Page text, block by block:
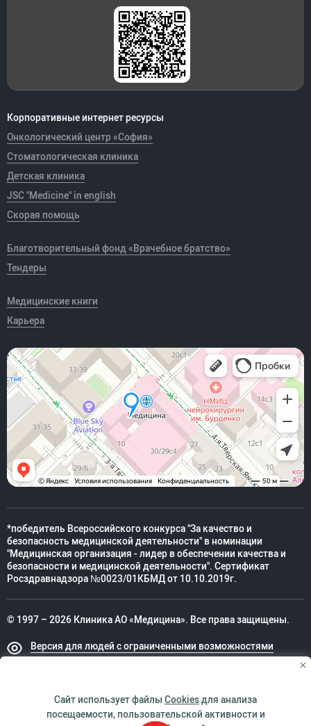
Корпоративные интернет ресурсы
Онкологический центр «София»
Стоматологическая клиника
Детская клиника
JSC "Medicine" in english
Скорая помощь
Благотворительный фонд «Врачебное братство»
Тендеры
Медицинские книги
Карьера
*победитель Всероссийского конкурса "За качество и
безопасность медицинской деятельности" в номинации
"Медицинская организация - лидер в обеспечении качества и
безопасности и медицинской деятельности". Сертификат
Росздравнадзора №0023/01КБМД от 10.10.2019г.
© 1997 – 2026 Клиника АО «Медицина». Все права защищены.
Версия для людей с ограниченными возможностями
Сайт использует файлы Cookiesдля анализа
посещаемости, пользовательской активности и